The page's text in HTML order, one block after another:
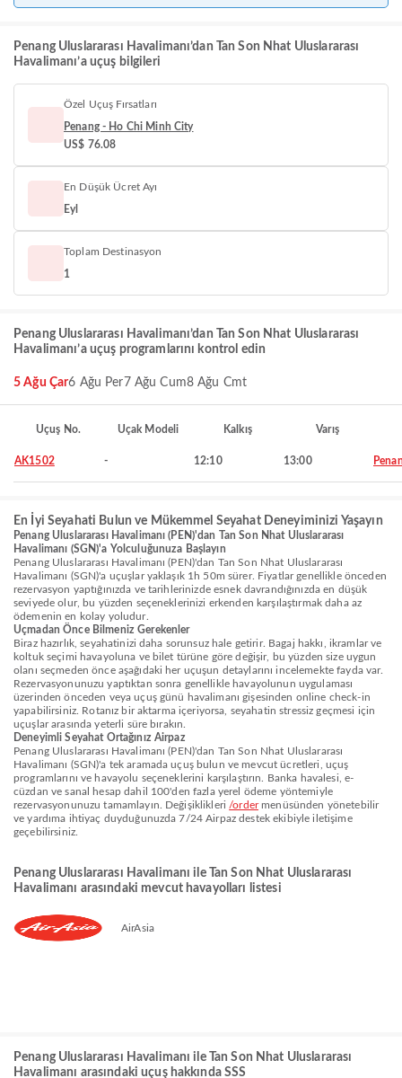
Penang Uluslararası Havalimanı’dan Tan Son Nhat Uluslararası
Havalimanı’a uçuş bilgileri
Özel Uçuş Fırsatları
Penang - Ho Chi Minh City
US$ 76.08
En Düşük Ücret Ayı
Eyl
Toplam Destinasyon
1
Penang Uluslararası Havalimanı’dan Tan Son Nhat Uluslararası
Havalimanı’a uçuş programlarını kontrol edin
5 Ağu Çar6 Ağu Per 7 Ağu Cum8 Ağu Cmt
Uçuş No. Uçak Modeli Kalkış Varış
AK1502 - 12:10 13:00
En İyi Seyahati Bulun ve Mükemmel Seyahat Deneyiminizi Yaşayın
Penang Uluslararası Havalimanı (PEN)'dan Tan Son Nhat Uluslararası
Havalimanı (SGN)'a Yolculuğunuza Başlayın
Penang Uluslararası Havalimanı (PEN)'dan Tan Son Nhat Uluslararası
Havalimanı (SGN)'a uçuşlar yaklaşık 1h 50m sürer. Fiyatlar genellikle önceden
rezervasyon yaptığınızda ve tarihlerinizde esnek davrandığınızda en düşük
seviyede olur, bu yüzden seçeneklerinizi erkenden karşılaştırmak daha az
ödemenin en kolay yoludur.
Uçmadan Önce Bilmeniz Gerekenler
Biraz hazırlık, seyahatinizi daha sorunsuz hale getirir. Bagaj hakkı, ikramlar ve
koltuk seçimi havayoluna ve bilet türüne göre değişir, bu yüzden size uygun
olanı seçmeden önce aşağıdaki her uçuşun detaylarını incelemekte fayda var.
Rezervasyonunuzu yaptıktan sonra genellikle havayolunun uygulaması
üzerinden önceden veya uçuş günü havalimanı gişesinden online check-in
yapabilirsiniz. Rotanız bir aktarma içeriyorsa, seyahatin stressiz geçmesi için
uçuşlar arasında yeterli süre bırakın.
Deneyimli Seyahat Ortağınız Airpaz
Penang Uluslararası Havalimanı (PEN)'dan Tan Son Nhat Uluslararası
Havalimanı (SGN)'a tek aramada uçuş bulun ve mevcut ücretleri, uçuş
programlarını ve havayolu seçeneklerini karşılaştırın. Banka havalesi, e-
cüzdan ve sanal hesap dahil 100'den fazla yerel ödeme yöntemiyle
rezervasyonunuzu tamamlayın. Değişiklikleri /ordermenüsünden yönetebilir
ve yardıma ihtiyaç duyduğunuzda 7/24 Airpaz destek ekibiyle iletişime
geçebilirsiniz.
Penang Uluslararası Havalimanı ile Tan Son Nhat Uluslararası
Havalimanı arasındaki mevcut havayolları listesi
AirAsia
Penang Uluslararası Havalimanı ile Tan Son Nhat Uluslararası
Havalimanı arasındaki uçuş hakkında SSS